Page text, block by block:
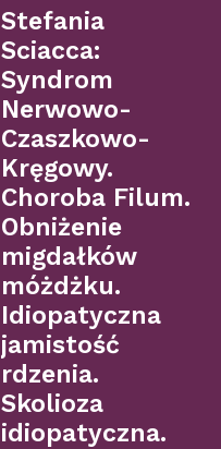
Stefania
Sciacca:
Syndrom
Nerwowo-
Czaszkowo-
Kręgowy.
Choroba Filum.
Obniżenie
migdałków
móżdżku.
Idiopatyczna
jamistość
rdzenia.
Skolioza
idiopatyczna.